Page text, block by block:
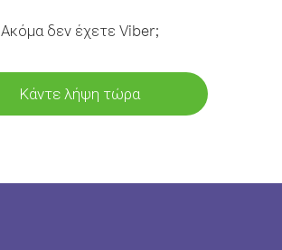
Ακόμα δεν έχετε Viber;
Κάντε λήψη τώρα